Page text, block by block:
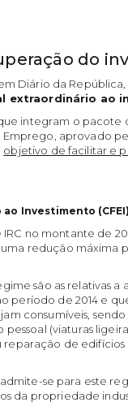
do
Diário da República,
extraordinário ao
integram o pacote
aprovado
ob­jetivo de facilitar e
Investimento
no montante de
redução máxima
são as relativas
período de 2014 e
consumí­veis,
(viaturas
de edifícios
se para este
da propriedade